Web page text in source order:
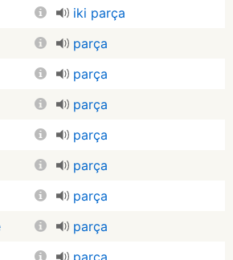
iki parça
parça
parça
parça
parça
parça
parça
parça
parça